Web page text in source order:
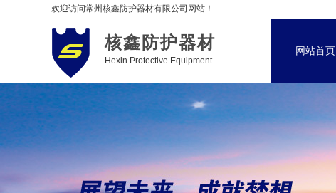
欢迎访问常州核鑫防护器材有限公司网站！
核鑫防护器材
Hexin Protective Equipment
网站首页